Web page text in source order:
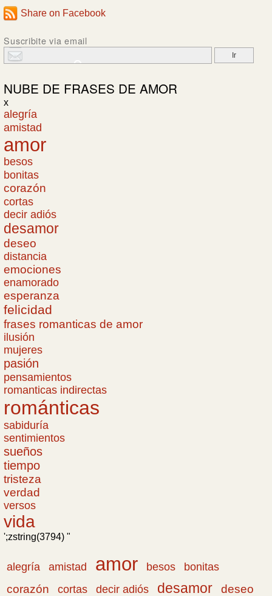
Share on Facebook
Suscribite via email
NUBE DE FRASES DE AMOR
x
alegría
amistad
amor
besos
bonitas
corazón
cortas
decir adiós
desamor
deseo
distancia
emociones
enamorado
esperanza
felicidad
frases romanticas de amor
ilusión
mujeres
pasión
pensamientos
romanticas indirectas
románticas
sabiduría
sentimientos
sueños
tiempo
tristeza
verdad
versos
vida
';zstring(3794) "
alegría amistad amor besos
bonitas
corazón
cortas decir adiós desamor deseo